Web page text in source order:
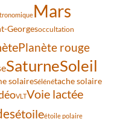
Mars
Georgesoccultation
Planète rouge
SaturneSoleil
solaireSélénétache solaire
VLTVoie lactée
étoileétoile polaire